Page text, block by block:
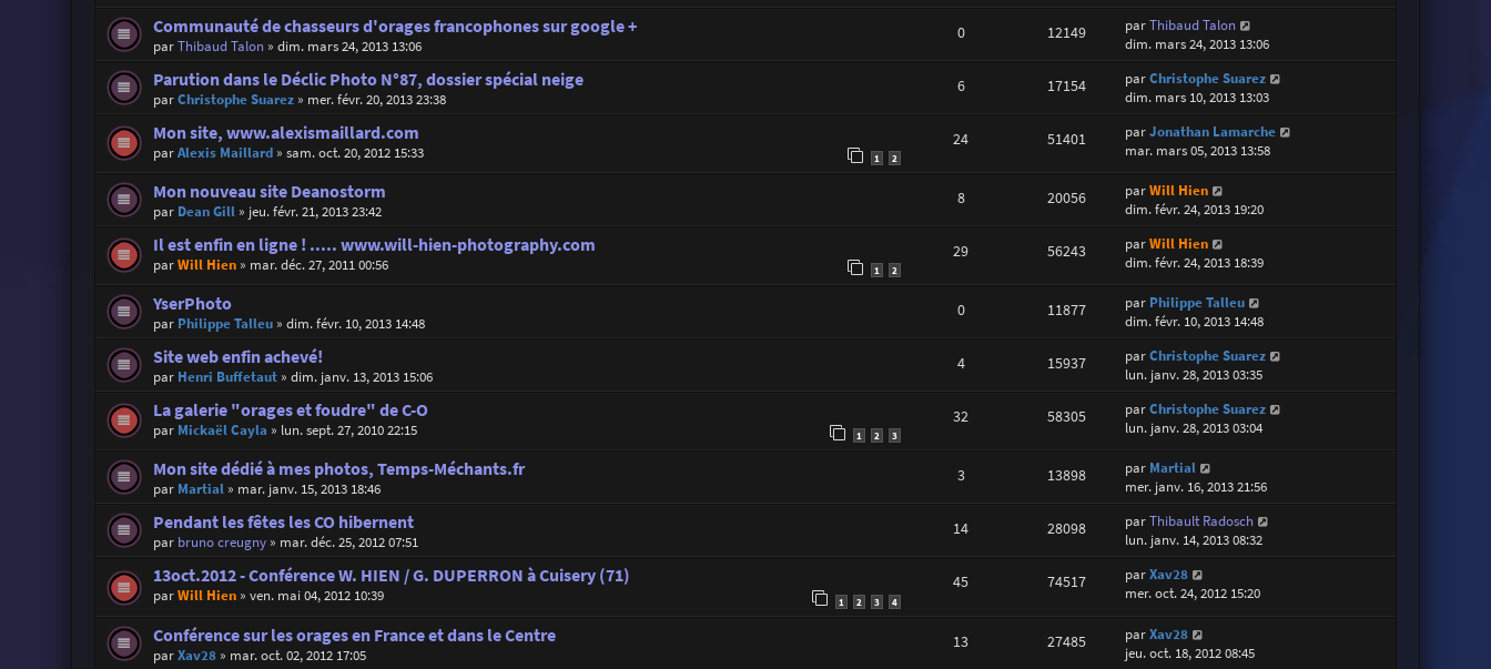
Communauté de chasseurs d'orages francophones sur google +
parThibaud Talon» dim. mars 24, 2013 13:06
0 12149 parThibaud Talon
dim. mars 24, 2013 13:06
Parution dans le Déclic Photo N°87, dossier spécial neige
parChristophe Suarez» mer. févr. 20, 2013 23:38
6 17154 parChristophe Suarez
dim. mars 10, 2013 13:03
Mon site, www.alexismaillard.com
parAlexis Maillard» sam. oct. 20, 2012 15:33 1 2
24 51401 parJonathan Lamarche
mar. mars 05, 2013 13:58
Mon nouveau site Deanostorm
par Dean Gill» jeu. févr. 21, 2013 23:42
8 20056 parWill Hien
dim. févr. 24, 2013 19:20
Il est enfin en ligne ! ..... www.will-hien-photography.com
parWill Hien» mar. déc. 27, 2011 00:56 1 2
29 56243 parWill Hien
dim. févr. 24, 2013 18:39
YserPhoto
par Philippe Talleu» dim. févr. 10, 2013 14:48
0 11877 par Philippe Talleu
dim. févr. 10, 2013 14:48
Site web enfin achevé!
par Henri Buffetaut» dim. janv. 13, 2013 15:06
4 15937 parChristophe Suarez
lun. janv. 28, 2013 03:35
La galerie "orages et foudre" de C-O
par Mickaël Cayla » lun. sept. 27, 2010 22:15 1 2 3
32 58305 parChristophe Suarez
lun. janv. 28, 2013 03:04
Mon site dédié à mes photos, Temps-Méchants.fr
par Martial» mar. janv. 15, 2013 18:46
3 13898 par Martial
mer. janv. 16, 2013 21:56
Pendant les fêtes les CO hibernent
par bruno creugny» mar. déc. 25, 2012 07:51
14 28098 parThibault Radosch
lun. janv. 14, 2013 08:32
13oct.2012 - Conférence W. HIEN / G. DUPERRON à Cuisery (71)
parWill Hien» ven. mai 04, 2012 10:39 1 2 3 4
45 74517 parXav28
mer. oct. 24, 2012 15:20
Conférence sur les orages en France et dans le Centre
parXav28» mar. oct. 02, 2012 17:05
13 27485 parXav28
jeu. oct. 18, 2012 08:45